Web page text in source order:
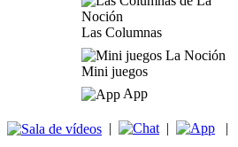
Las Columnas
Mini juegos
App
| | |